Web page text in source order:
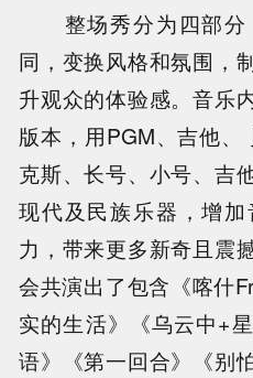
整场秀分为四部
同，变换风格和氛围，
升观众的体验感。音乐
版本，用PGM、吉他
克斯、长号、小号、吉
现代及民族乐器，增
力，带来更多新奇且震
会共演出了包含《喀什
实的生活》《乌云中+
语》《第一回合》《别